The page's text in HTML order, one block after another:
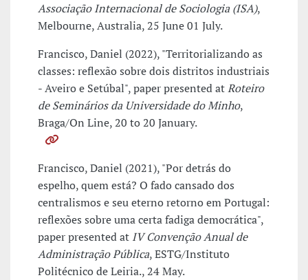
Associação Internacional de Sociologia (ISA),
Melbourne, Australia, 25 June 01 July.
Francisco, Daniel (2022), "Territorializando as
classes: reflexão sobre dois distritos industriais
- Aveiro e Setúbal", paper presented atRoteiro
de Seminários da Universidade do Minho,
Braga/On Line, 20 to 20 January.
Francisco, Daniel (2021), "Por detrás do
espelho, quem está? O fado cansado dos
centralismos e seu eterno retorno em Portugal:
reflexões sobre uma certa fadiga democrática",
paper presented at IV Convenção Anual de
Administração Pública, ESTG/Instituto
Politécnico de Leiria., 24 May.